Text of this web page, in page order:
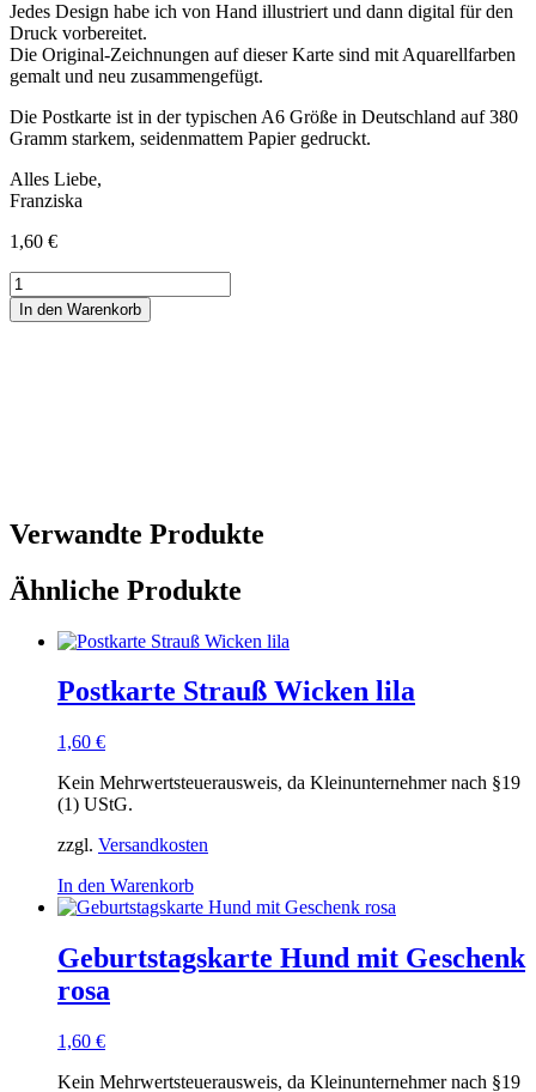
Jedes Design habe ich von Hand illustriert und dann digital für den
Druck vorbereitet.
Die Original-Zeichnungen auf dieser Karte sind mit Aquarellfarben
gemalt und neu zusammengefügt.
Die Postkarte ist in der typischen A6 Größe in Deutschland auf 380
Gramm starkem, seidenmattem Papier gedruckt.
Alles Liebe,
Franziska
1,60 €
Postkarte
Mädchen
Blume
In den Warenkorb
Verwandte Produkte
Ähnliche Produkte
Postkarte Strauß Wicken lila
1,60 €
Kein Mehrwertsteuerausweis, da Kleinunternehmer nach §19
(1) UStG.
zzgl. Versandkosten
In den Warenkorb
Geburtstagskarte Hund mit Geschenk
rosa
1,60 €
Kein Mehrwertsteuerausweis, da Kleinunternehmer nach §19